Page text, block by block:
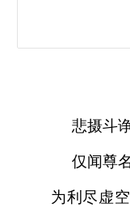
悲摄斗
仅闻尊
为利尽虚